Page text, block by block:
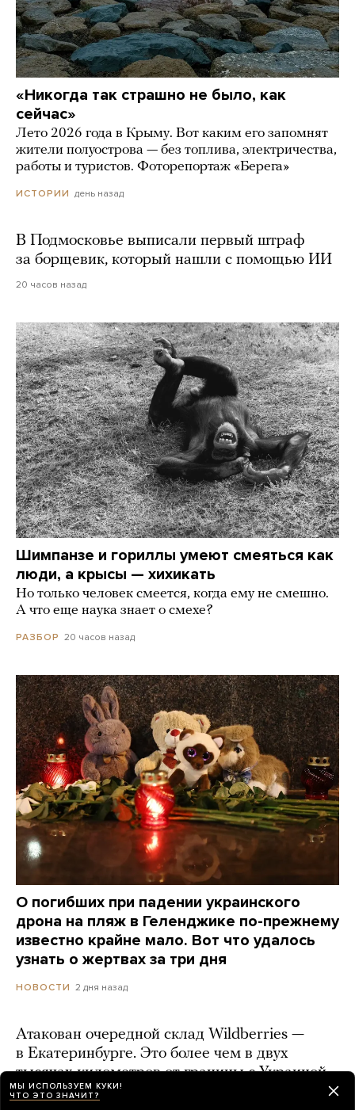
«Никогда так страшно не было, как
сейчас»
Лето 2026 года в Крыму. Вот каким его запомнят
жители полуострова — без топлива, электричества,
работы и туристов. Фоторепортаж «Берега»
ИСТОРИИ день назад
В Подмосковье выписали первый штраф
за борщевик, который нашли с помощью ИИ
20 часов назад
Шимпанзе и гориллы умеют смеяться как
люди, а крысы — хихикать
Но только человек смеется, когда ему не смешно.
А что еще наука знает о смехе?
РАЗБОР 20 часов назад
О погибших при падении украинского
дрона на пляж в Геленджике по-прежнему
известно крайне мало. Вот что удалось
узнать о жертвах за три дня
НОВОСТИ 2 дня назад
Атакован очередной склад Wildberries —
в Екатеринбурге. Это более чем в двух
тысячах километров от границы с Украиной
день назад
МЫ ИСПОЛЬЗУЕМ КУКИ!
ЧТО ЭТО ЗНАЧИТ?